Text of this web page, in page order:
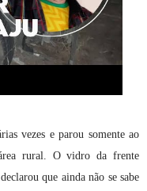
vezes e parou somente ao
rural. O vidro da frente
que ainda não se sabe